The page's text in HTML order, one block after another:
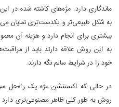
ماندگاری دارد. مژه‌های کاشته‌ شده در
به شکل طبیعی‌تر و یکدست‌تری نمایان
بیشتری برای انجام دارد و هزینه آن
به این روش علاقه دارند باید از
خود را در شرایط سالم نگه‌ دارند.
در حالی که اکستنشن مژه یک راه‌حل
روش به طور کلی ظاهر مصنوعی‌تری دارد